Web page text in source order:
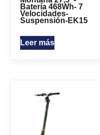
Batería 468Wh- 7
Velocidades-
Suspensión-EK15
Leer más